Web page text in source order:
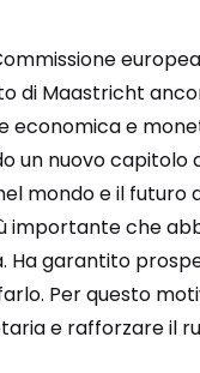
di Maastricht
economica e
un nuovo
mondo e il
importante che
Ha garantito
Per questo
e rafforzare il